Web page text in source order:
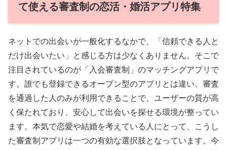
て使える審査制の恋活・婚活アプリ特集
ネットでの出会いが一般化するなかで、「信頼できる人と
だけ出会いたい」と感じる方は少なくありません。そこで
注目されているのが「入会審査制」のマッチングアプリで
す。誰でも登録できるオープン型のアプリとは違い、審査
を通過した人のみが利用できることで、ユーザーの質が高
く保たれており、安心して出会いを探せる環境が整ってい
ます。本気で恋愛や結婚を考えている人にとって、こうし
た審査制アプリは一つの有効な選択肢となっています。今